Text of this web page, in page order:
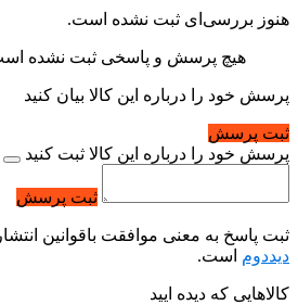
هنوز بررسی‌ای ثبت نشده است.
هیچ پرسش و پاسخی ثبت نشده
پرسش خود را درباره این کالا بیان کنید
ثبت پرسش
پرسش خود را درباره این کالا ثبت کنید
ثبت پرسش
ثبت پاسخ به معنی موافقت باقوانین انتشار
دیددوم است.
کالاهایی که دیده ایید